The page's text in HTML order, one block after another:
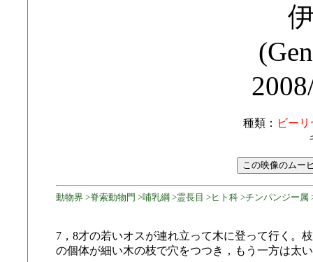
種類： ビー
動物界 >脊索動物門 >哺乳綱 >霊長目 >ヒト科 >チンパンジー属
7，8才の若いオスが連れ立って木に登って行く。
の個体が細い木の枝で穴をつつき，もう一方は太